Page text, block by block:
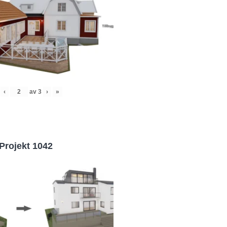
‹ av 3 › »
1042